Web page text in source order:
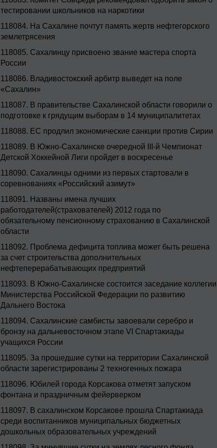
тестировании школьников на наркотики
118084. На Сахалине почтут память жертв нефтегорского
землетрясения
118085. Сахалинцу присвоено звание мастера спорта
России
118086. Владивостокский арбитр выведет на поле
«Сахалин»
118087. В правительстве Сахалинской области говорили о
подготовке к грядущим выборам в 14 муниципалитетах
118088. ЕС продлил экономические санкции против Сирии
118089. В Южно-Сахалинске очередной III-й Чемпионат
Детской Хоккейной Лиги пройдет в воскресенье
118090. Сахалинцы одними из первых стартовали в
соревнованиях «Российский азимут»
118091. Названы имена лучших
работодателей(страхователей) 2012 года по
обязательному пенсионному страхованию в Сахалинской
области
118092. Проблема дефицита топлива может быть решена
за счет строительства дополнительных
нефтеперерабатывающих предприятий
118093. В Южно-Сахалинске состоится заседание коллегии
Министерства Российской Федерации по развитию
Дальнего Востока
118094. Сахалинские самбисты завоевали серебро и
бронзу на дальневосточном этапе VI Спартакиады
учащихся России
118095. За прошедшие сутки на территории Сахалинской
области зарегистрированы 2 техногенных пожара
118096. Юбилей города Корсакова отметят запуском
фонтана и праздничным фейерверком
118097. В сахалинском Корсакове прошла Спартакиада
среди воспитанников муниципальных бюджетных
дошкольных образовательных учреждений